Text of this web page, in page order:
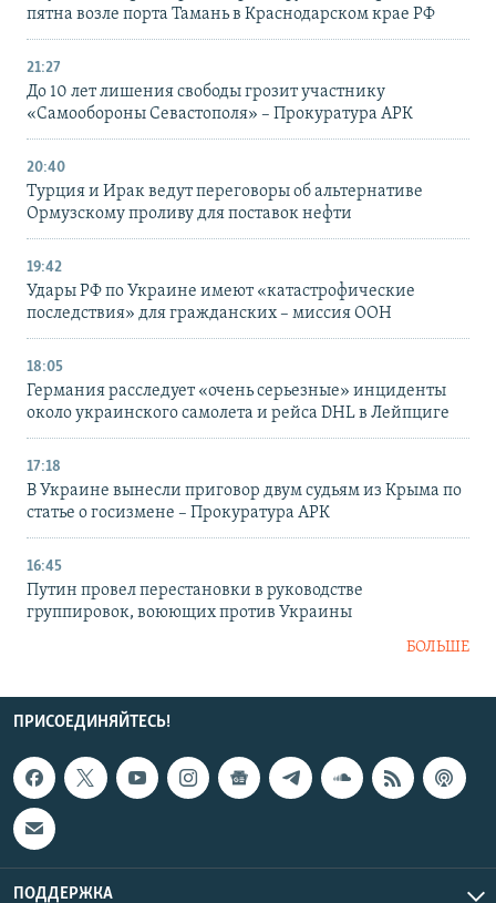
пятна возле порта Тамань в Краснодарском крае РФ
21:27
До 10 лет лишения свободы грозит участнику
«Самообороны Севастополя» – Прокуратура АРК
20:40
Турция и Ирак ведут переговоры об альтернативе
Ормузскому проливу для поставок нефти
19:42
Удары РФ по Украине имеют «катастрофические
последствия» для гражданских – миссия ООН
18:05
Германия расследует «очень серьезные» инциденты
около украинского самолета и рейса DHL в Лейпциге
17:18
В Украине вынесли приговор двум судьям из Крыма по
статье о госизмене – Прокуратура АРК
16:45
Путин провел перестановки в руководстве
группировок, воюющих против Украины
БОЛЬШЕ
ПРИСОЕДИНЯЙТЕСЬ!
ПОДДЕРЖКА